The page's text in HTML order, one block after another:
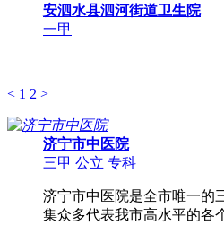
安泗水县泗河街道卫生院
一甲
< 1 2 >
济宁市中医院
三甲 公立 专科
济宁市中医院是全市唯一的
集众多代表我市高水平的各